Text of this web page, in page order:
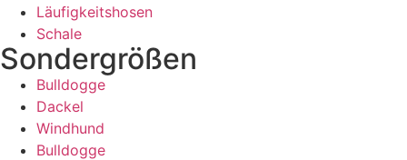
Läufigkeitshosen
Schale
Sondergrößen
Bulldogge
Dackel
Windhund
Bulldogge